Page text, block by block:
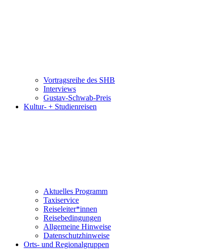
Vortragsreihe des SHB
Interviews
Gustav-Schwab-Preis
Kultur- + Studienreisen
Aktuelles Programm
Taxiservice
Reiseleiter*innen
Reisebedingungen
Allgemeine Hinweise
Datenschutzhinweise
Orts- und Regionalgruppen